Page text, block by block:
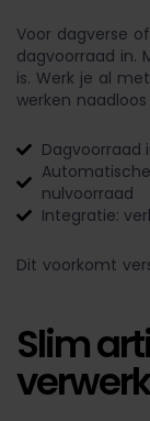
Voor dagverse
dagvoorraad in.
is. Werk je al met
werken
Dagvoorraad
nulvoorraad
Integratie:
Dit voorkomt
Slim